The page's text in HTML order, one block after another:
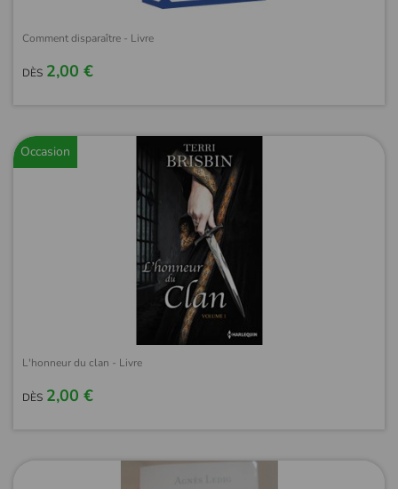
Comment disparaître - Livre
DÈS 2,00 €
Occasion
L'honneur du clan - Livre
DÈS 2,00 €